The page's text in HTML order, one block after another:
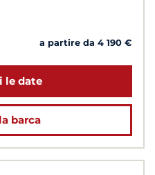
a partire da 4 190 €
le date
barca